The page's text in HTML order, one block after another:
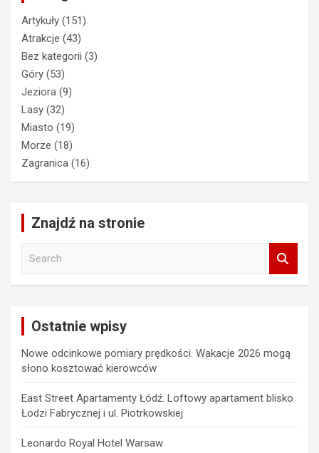
Artykuły (151)
Atrakcje (43)
Bez kategorii (3)
Góry (53)
Jeziora (9)
Lasy (32)
Miasto (19)
Morze (18)
Zagranica (16)
Znajdź na stronie
Ostatnie wpisy
Nowe odcinkowe pomiary prędkości. Wakacje 2026 mogą
słono kosztować kierowców
East Street Apartamenty Łódź. Loftowy apartament blisko
Łodzi Fabrycznej i ul. Piotrkowskiej
Leonardo Royal Hotel Warsaw